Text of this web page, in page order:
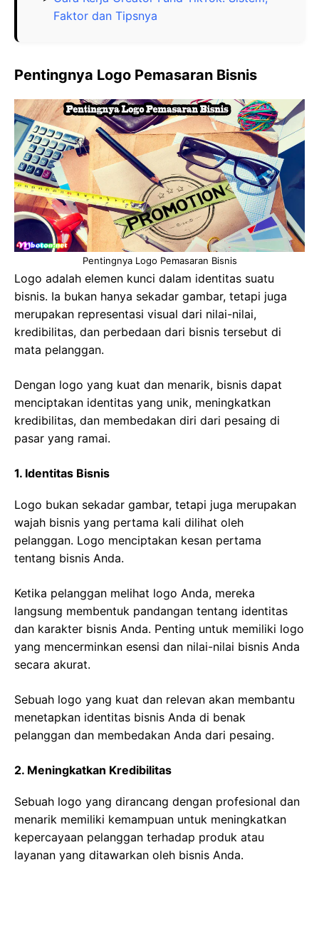
Faktor dan Tipsnya
Pentingnya Logo Pemasaran Bisnis
Pentingnya Logo Pemasaran Bisnis
Logo adalah elemen kunci dalam identitas suatu
bisnis. Ia bukan hanya sekadar gambar, tetapi juga
merupakan representasi visual dari nilai-nilai,
kredibilitas, dan perbedaan dari bisnis tersebut di
mata pelanggan.
Dengan logo yang kuat dan menarik, bisnis dapat
menciptakan identitas yang unik, meningkatkan
kredibilitas, dan membedakan diri dari pesaing di
pasar yang ramai.
1. Identitas Bisnis
Logo bukan sekadar gambar, tetapi juga merupakan
wajah bisnis yang pertama kali dilihat oleh
pelanggan. Logo menciptakan kesan pertama
tentang bisnis Anda.
Ketika pelanggan melihat logo Anda, mereka
langsung membentuk pandangan tentang identitas
dan karakter bisnis Anda. Penting untuk memiliki logo
yang mencerminkan esensi dan nilai-nilai bisnis Anda
secara akurat.
Sebuah logo yang kuat dan relevan akan membantu
menetapkan identitas bisnis Anda di benak
pelanggan dan membedakan Anda dari pesaing.
2. Meningkatkan Kredibilitas
Sebuah logo yang dirancang dengan profesional dan
menarik memiliki kemampuan untuk meningkatkan
kepercayaan pelanggan terhadap produk atau
layanan yang ditawarkan oleh bisnis Anda.